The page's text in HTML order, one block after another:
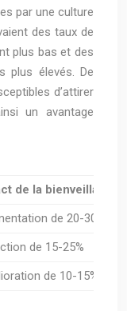
par une culture
des taux de
plus bas et des
plus élevés. De
d’attirer
un avantage
de la bienveillance
de 20-30%
de 15-25%
de 10-15%